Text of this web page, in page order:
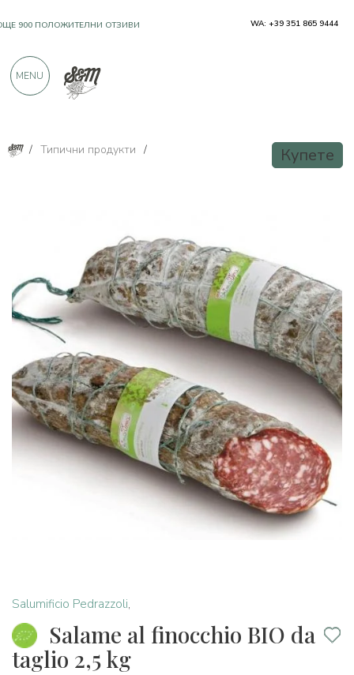
/ Типични продукти / Купете
Salumificio Pedrazzoli,
Salame al finocchio BIO da
taglio 2,5 kg
900 ПОЛОЖИТЕЛНИ ОТЗИВИ WA: +39 351 865 9444
MENU